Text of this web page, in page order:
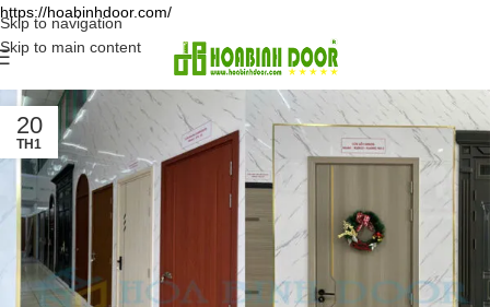
https://hoabinhdoor.com/
Skip to navigation
Skip to main content
20
TH1